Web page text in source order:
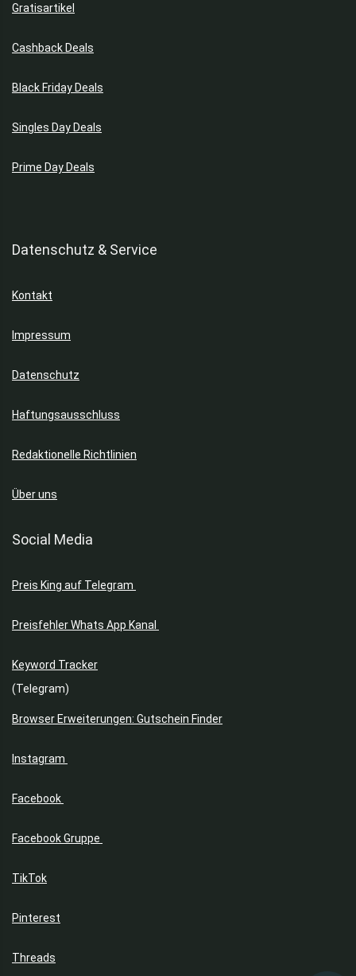
Gratisartikel
Cashback Deals
Black Friday Deals
Singles Day Deals
Prime Day Deals
Datenschutz & Service
Kontakt
Impressum
Datenschutz
Haftungsausschluss
Redaktionelle Richtlinien
Über uns
Social Media
Preis King auf Telegram
Preisfehler Whats App Kanal
Keyword Tracker
(Telegram)
Browser Erweiterungen: Gutschein Finder
Instagram
Facebook
Facebook Gruppe
TikTok
Pinterest
Threads